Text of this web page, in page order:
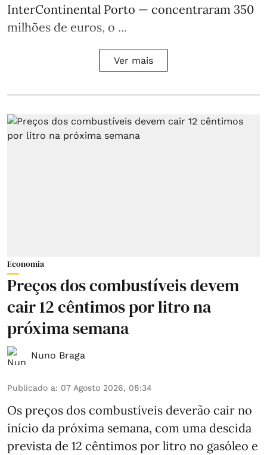
InterContinental Porto — concentraram 350
milhões de euros, o ...
Ver mais
Economia
Preços dos combustíveis devem
cair 12 cêntimos por litro na
próxima semana
Nuno Braga
Publicado a: 07 Agosto 2026, 08:34
Os preços dos combustíveis deverão cair no
início da próxima semana, com uma descida
prevista de 12 cêntimos por litro no gasóleo e